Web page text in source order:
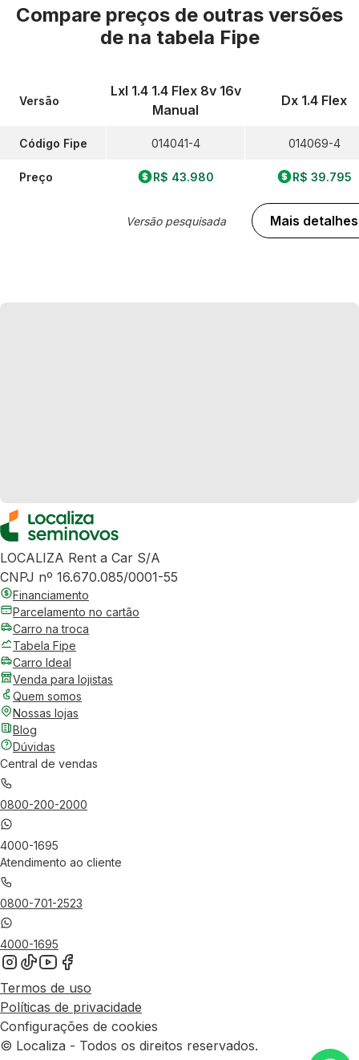
Compare preços de outras versões
de na tabela Fipe
Versão
Código Fipe
Preço
Lxl 1.4 1.4 Flex 8v 16v
Manual
014041-4
R$ 43.980
Versão pesquisada
Dx 1.4 Flex
014069-4
R$ 39.795
Mais detalhes
LOCALIZA Rent a Car S/A
CNPJ nº 16.670.085/0001-55
Financiamento
Parcelamento no cartão
Carro na troca
Tabela Fipe
Carro Ideal
Venda para lojistas
Quem somos
Nossas lojas
Blog
Dúvidas
Central de vendas
0800-200-2000
4000-1695
Atendimento ao cliente
0800-701-2523
4000-1695
Termos de uso
Políticas de privacidade
Configurações de cookies
© Localiza - Todos os direitos reservados.